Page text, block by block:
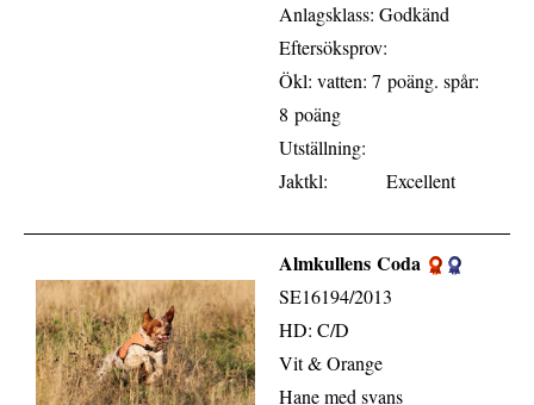
Anlagsklass: Godkänd
Eftersöksprov:
Ökl: vatten: 7 poäng. spår:
8 poäng
Utställning:
Jaktkl: Excellent
Almkullens Coda
SE16194/2013
HD: C/D
Vit & Orange
Hane med svans